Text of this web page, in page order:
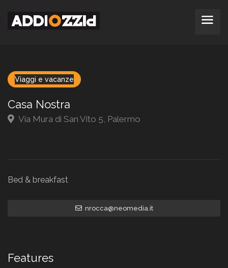
Viaggi e vacanze
Casa Nostra
Via Mura di San Vito 5, Palermo
Bed & breakfast
nrocca@neomedia.it
Features